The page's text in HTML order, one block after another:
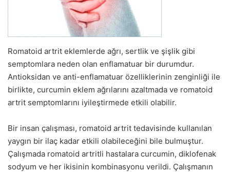
Romatoid artrit eklemlerde ağrı, sertlik ve şişlik gibi
semptomlara neden olan enflamatuar bir durumdur.
Antioksidan ve anti-enflamatuar özelliklerinin zenginliği ile
birlikte, curcumin eklem ağrılarını azaltmada ve romatoid
artrit semptomlarını iyileştirmede etkili olabilir.
Bir insan çalışması, romatoid artrit tedavisinde kullanılan
yaygın bir ilaç kadar etkili olabileceğini bile bulmuştur.
Çalışmada romatoid artritli hastalara curcumin, diklofenak
sodyum ve her ikisinin kombinasyonu verildi. Çalışmanın